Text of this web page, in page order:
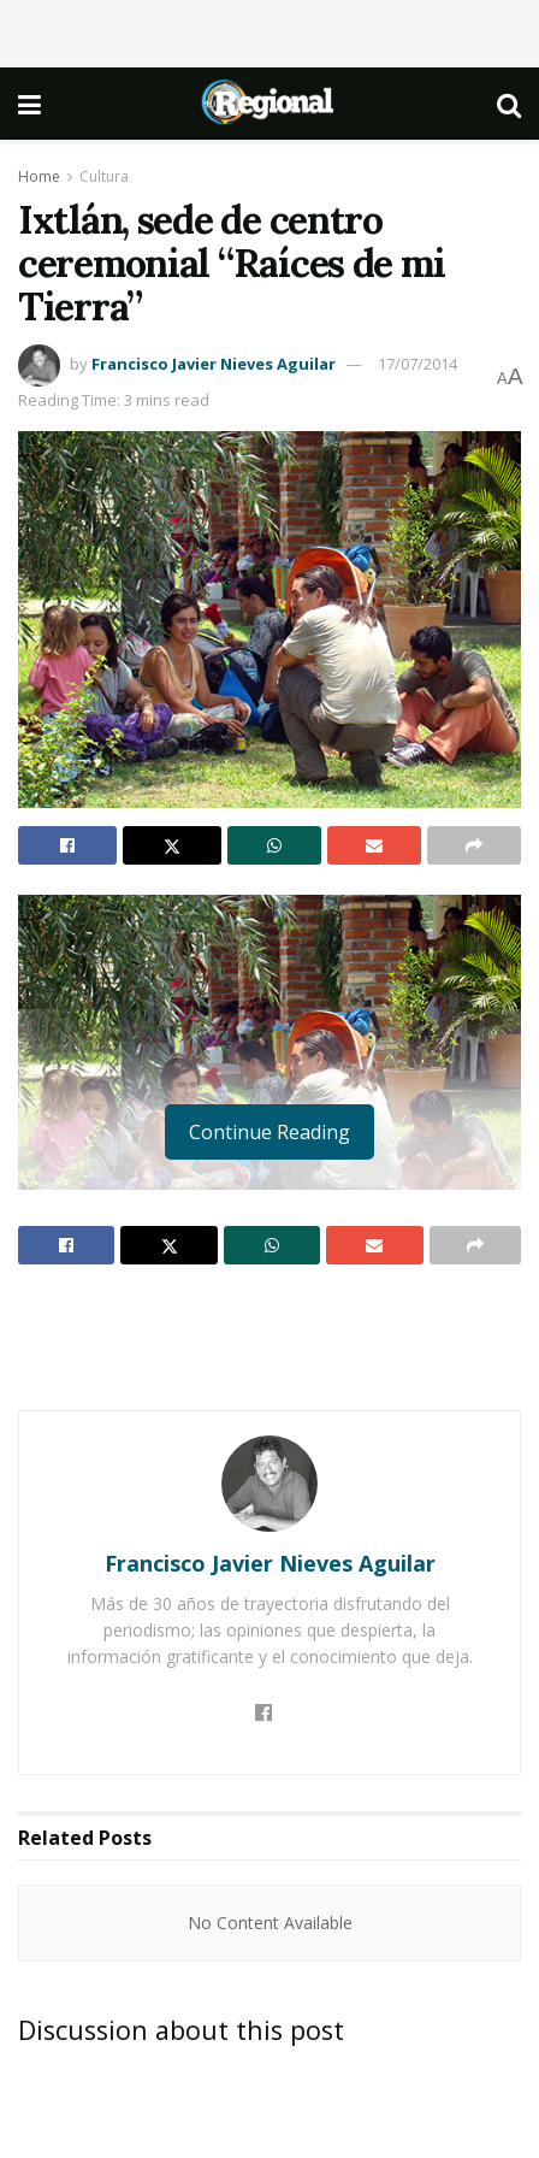
Home Cultura
Ixtlán, sede de centro
ceremonial “Raíces de mi
Tierra”
by Francisco Javier Nieves Aguilar
17/07/2014
Reading Time: 3 mins read
AA
No Content Available
Continue Reading
Francisco Javier Nieves Aguilar
Más de 30 años de trayectoria disfrutando del
periodismo; las opiniones que despierta, la
información gratificante y el conocimiento que deja.
Related Posts
No Content Available
Discussion about this post